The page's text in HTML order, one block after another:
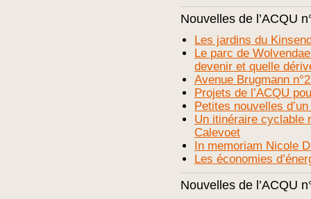
Nouvelles de l’ACQU
Les jardins du
Le parc de
devenir et quelle
Avenue Brugmann
Projets de l’ACQU
Petites nouvelles
Un itinéraire cyclable
Calevoet
In memoriam Nicole
Les économies
Nouvelles de l’ACQU